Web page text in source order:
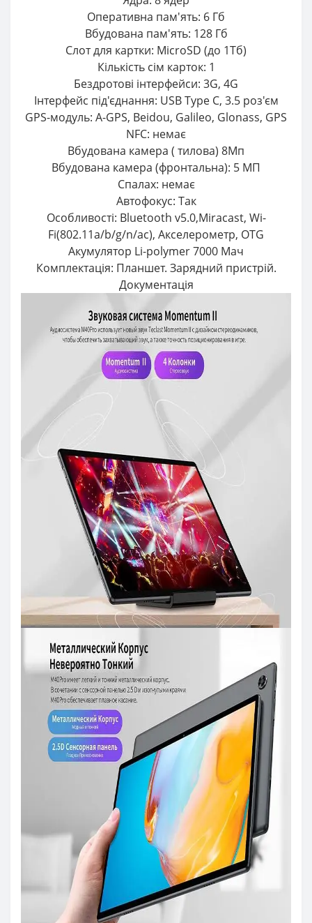
Оперативна пам'ять: 6 Гб
Вбудована пам'ять: 128 Гб
Слот для картки: MicroSD (до 1Тб)
Кількість сім карток: 1
Бездротові інтерфейси: 3G, 4G
Інтерфейс під'єднання: USB Type C, 3.5 роз'єм
GPS-модуль: A-GPS, Beidou, Galileo, Glonass, GPS
NFC: немає
Вбудована камера ( тилова) 8Мп
Вбудована камера (фронтальна): 5 МП
Спалах: немає
Автофокус: Так
Особливості: Bluetooth v5.0,Miracast, Wi-
Fi(802.11a/b/g/n/ac), Акселерометр, OTG
Акумулятор Li-polymer 7000 Мач
Комплектація: Планшет. Зарядний пристрій.
Документація